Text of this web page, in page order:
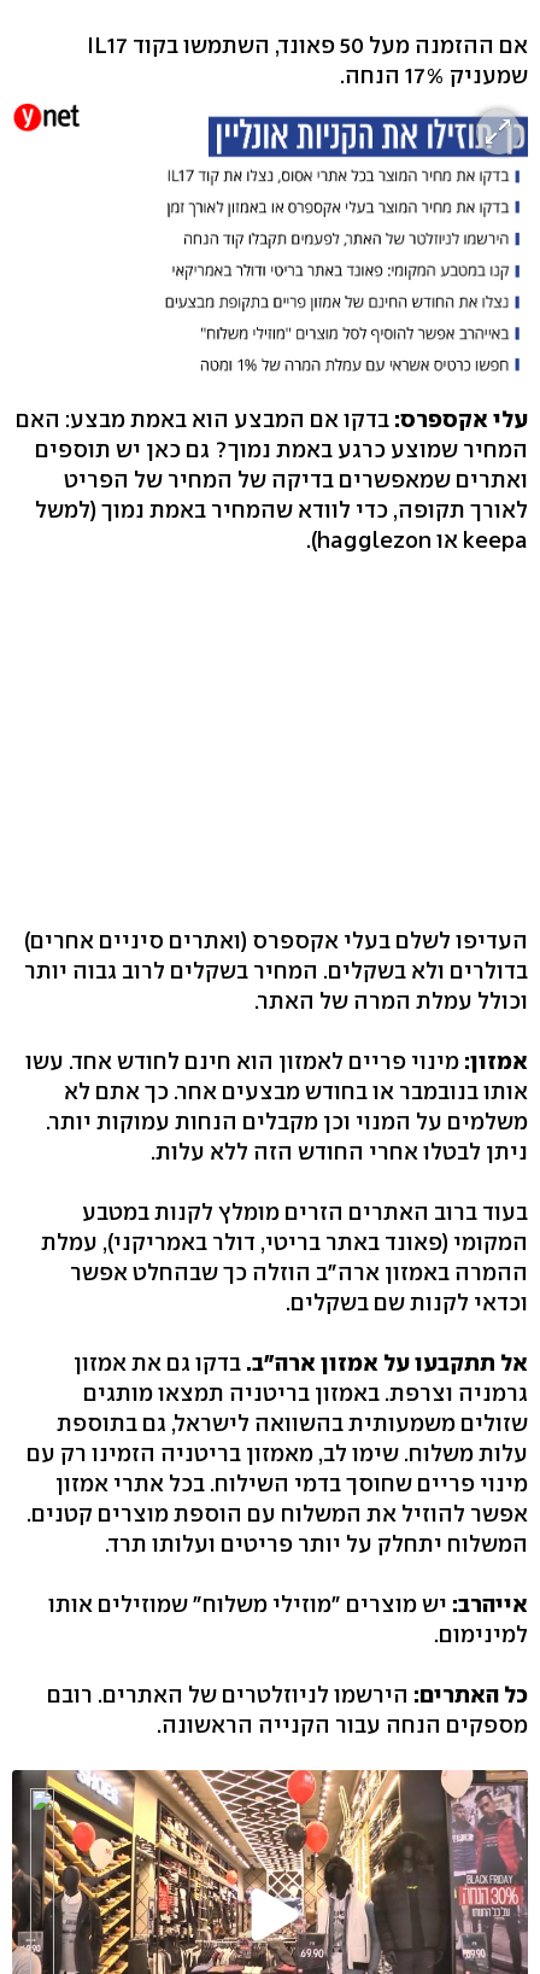
אם ההזמנה מעל 50 פאונד, השתמשו בקוד IL17
שמעניק 17% הנחה.
עלי אקספרס: בדקו אם המבצע הוא באמת מבצע: האם
המחיר שמוצע כרגע באמת נמוך? גם כאן יש תוספים
ואתרים שמאפשרים בדיקה של המחיר של הפריט
לאורך תקופה, כדי לוודא שהמחיר באמת נמוך (למשל
keepa או hagglezon).
העדיפו לשלם בעלי אקספרס (ואתרים סיניים אחרים)
בדולרים ולא בשקלים. המחיר בשקלים לרוב גבוה יותר
וכולל עמלת המרה של האתר.
אמזון: מינוי פריים לאמזון הוא חינם לחודש אחד. עשו
אותו בנובמבר או בחודש מבצעים אחר. כך אתם לא
משלמים על המנוי וכן מקבלים הנחות עמוקות יותר.
ניתן לבטלו אחרי החודש הזה ללא עלות.
בעוד ברוב האתרים הזרים מומלץ לקנות במטבע
המקומי (פאונד באתר בריטי, דולר באמריקני), עמלת
ההמרה באמזון ארה"ב הוזלה כך שבהחלט אפשר
וכדאי לקנות שם בשקלים.
אל תתקבעו על אמזון ארה"ב. בדקו גם את אמזון
גרמניה וצרפת. באמזון בריטניה תמצאו מותגים
שזולים משמעותית בהשוואה לישראל, גם בתוספת
עלות משלוח. שימו לב, מאמזון בריטניה הזמינו רק עם
מינוי פריים שחוסך בדמי השילוח. בכל אתרי אמזון
אפשר להוזיל את המשלוח עם הוספת מוצרים קטנים.
המשלוח יתחלק על יותר פריטים ועלותו תרד.
אייהרב: יש מוצרים "מוזילי משלוח" שמוזילים אותו
למינימום.
כל האתרים: הירשמו לניוזלטרים של האתרים. רובם
מספקים הנחה עבור הקנייה הראשונה.